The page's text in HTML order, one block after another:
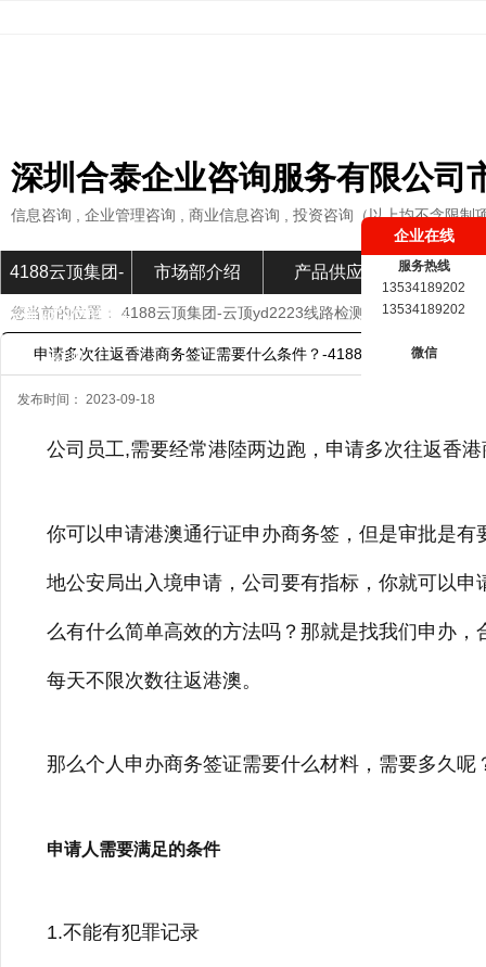
深圳合泰企业咨询服务有限公司
信息咨询 , 企业管理咨询 , 商业信息咨询 , 投资咨询（以上均不含限制
4188云顶集团-
云顶yd2223线路
检测
市场部介绍 产品供应 市场部
您当前的位置： 4188云顶集团-云顶yd2223线路检测 市场部新闻»
申请多次往返香港商务签证需要什么条件？-4188云顶集团
发布时间： 2023-09-18
公司员工,需要经常港陸两边跑，申请多次往返香
你可以申请港澳通行证申办商务签，但是审批是
地公安局出入境申请，公司要有指标，你就可以
么有什么简单高效的方法吗？那就是找我们申办
每天不限次数往返港澳。
那么个人申办商务签证需要什么材料，需要多久呢
申请人需要满足的条件
1.不能有犯罪记录
企业在线
服务热线
13534189202
13534189202
微信